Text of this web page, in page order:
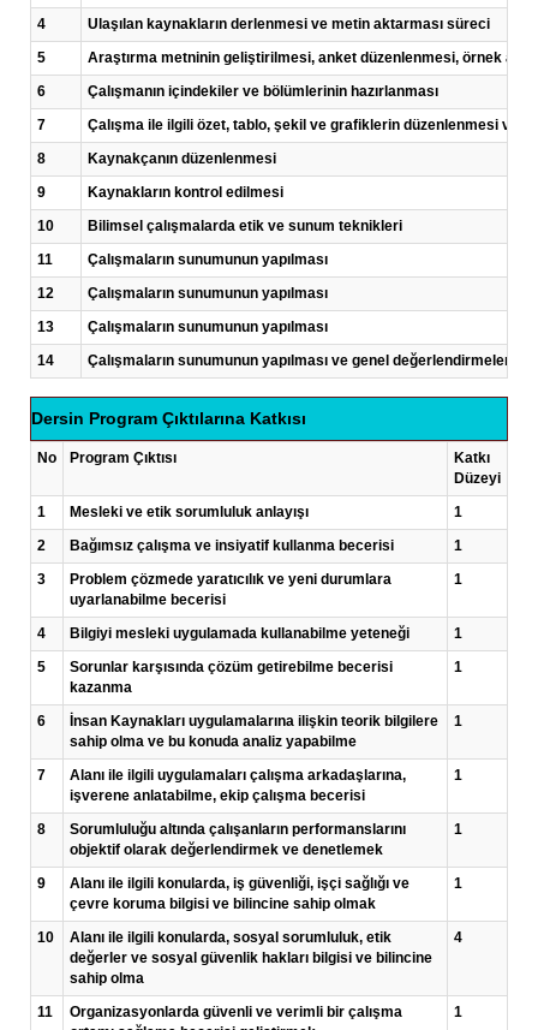
4
Ulaşılan kaynakların derlenmesi ve metin aktarması süreci
5
Araştırma metninin geliştirilmesi, anket düzenlenmesi, örnek
6
Çalışmanın içindekiler ve bölümlerinin hazırlanması
7
Çalışma ile ilgili özet, tablo, şekil ve grafiklerin düzenlenmesi ve
8
Kaynakçanın düzenlenmesi
9
Kaynakların kontrol edilmesi
10
Bilimsel çalışmalarda etik ve sunum teknikleri
11
Çalışmaların sunumunun yapılması
12
Çalışmaların sunumunun yapılması
13
Çalışmaların sunumunun yapılması
14
Çalışmaların sunumunun yapılması ve genel değerlendirmeler
Dersin Program Çıktılarına Katkısı
No Program Çıktısı
Katkı
Düzeyi
1
Mesleki ve etik sorumluluk anlayışı
1
2
Bağımsız çalışma ve insiyatif kullanma becerisi
1
3
Problem çözmede yaratıcılık ve yeni durumlara
uyarlanabilme becerisi
1
4 Bilgiyi mesleki uygulamada kullanabilme yeteneği
1
5
Sorunlar karşısında çözüm getirebilme becerisi
kazanma
1
6
İnsan Kaynakları uygulamalarına ilişkin teorik bilgilere
sahip olma ve bu konuda analiz yapabilme
1
7
Alanı ile ilgili uygulamaları çalışma arkadaşlarına,
işverene anlatabilme, ekip çalışma becerisi
1
8
Sorumluluğu altında çalışanların performanslarını
objektif olarak değerlendirmek ve denetlemek
1
9
Alanı ile ilgili konularda, iş güvenliği, işçi sağlığı ve
çevre koruma bilgisi ve bilincine sahip olmak
1
10
Alanı ile ilgili konularda, sosyal sorumluluk, etik
değerler ve sosyal güvenlik hakları bilgisi ve bilincine
sahip olma
4
11
Organizasyonlarda güvenli ve verimli bir çalışma
1